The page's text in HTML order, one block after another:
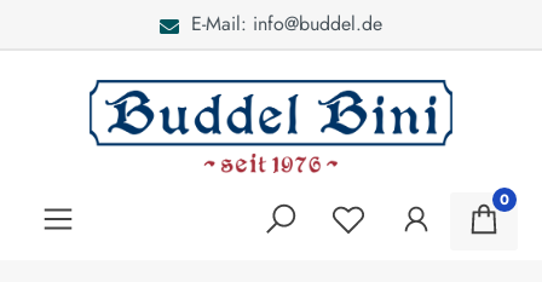
E-Mail: info@buddel.de
0